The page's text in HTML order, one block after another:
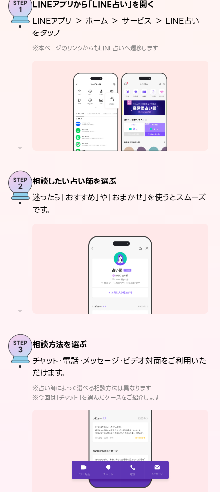
LINEアプリから「LINE占い」を開く
LINEアプリ ＞ ホーム ＞ サービス ＞ LINE占い
をタップ
※本ページのリンクからもLINE占いへ遷移します
相談したい占い師を選ぶ
迷ったら「おすすめ」や「おまかせ」を使うとスムーズ
です。
相談方法を選ぶ
チャット・電話・メッセージ・ビデオ対面をご利用いた
だけます。
※占い師によって選べる相談方法は異なります
※今回は「チャット」を選んだケースをご紹介します